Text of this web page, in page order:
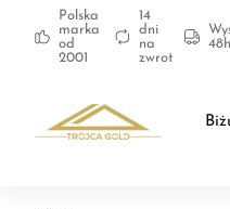
Polska
marka
od
2001
14
dni
na
zwrot
48h